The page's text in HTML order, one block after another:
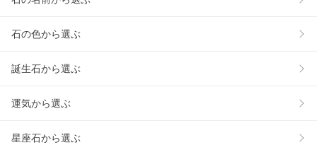
石の色から選ぶ
誕生石から選ぶ
運気から選ぶ
星座石から選ぶ